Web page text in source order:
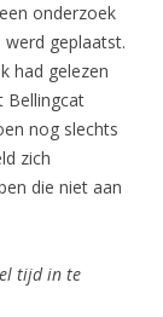
onderzoek
geplaatst.
had gelezen
Bellingcat
nog slechts
zich
die niet aan
tijd in te